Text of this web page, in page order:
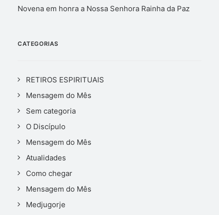
Novena em honra a Nossa Senhora Rainha da Paz
CATEGORIAS
RETIROS ESPIRITUAIS
Mensagem do Mês
Sem categoria
O Discípulo
Mensagem do Mês
Atualidades
Como chegar
Mensagem do Mês
Medjugorje